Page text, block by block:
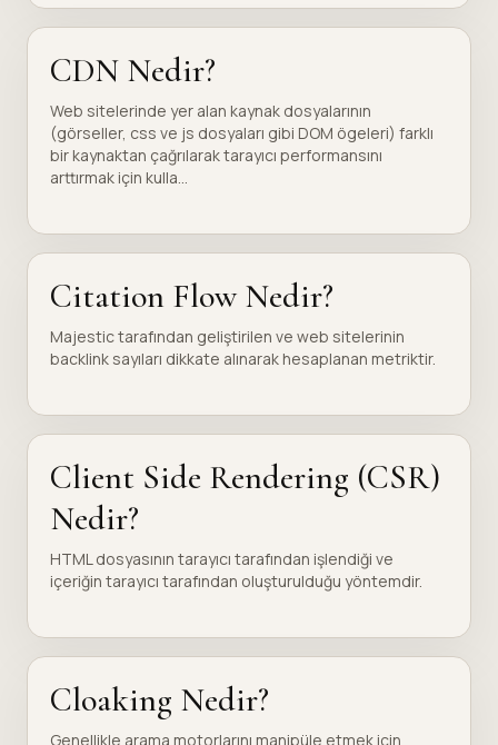
CDN Nedir?
Web sitelerinde yer alan kaynak dosyalarının
(görseller, css ve js dosyaları gibi DOM ögeleri) farklı
bir kaynaktan çağrılarak tarayıcı performansını
arttırmak için kulla...
Citation Flow Nedir?
Majestic tarafından geliştirilen ve web sitelerinin
backlink sayıları dikkate alınarak hesaplanan metriktir.
Client Side Rendering (CSR)
Nedir?
HTML dosyasının tarayıcı tarafından işlendiği ve
içeriğin tarayıcı tarafından oluşturulduğu yöntemdir.
Cloaking Nedir?
Genellikle arama motorlarını manipüle etmek için